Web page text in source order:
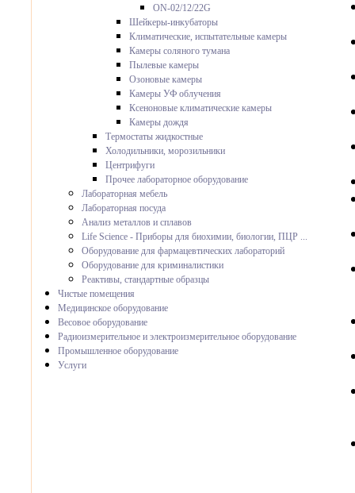
ON-02/12/22G
Шейкеры-инкубаторы
Климатические, испытательные камеры
Камеры соляного тумана
Пылевые камеры
Озоновые камеры
Камеры УФ облучения
Ксеноновые климатические камеры
Камеры дождя
Термостаты жидкостные
Холодильники, морозильники
Центрифуги
Прочее лабораторное оборудование
Лабораторная мебель
Лабораторная посуда
Анализ металлов и сплавов
Life Science - Приборы для биохимии, биологии, ПЦР ...
Оборудование для фармацевтических лабораторий
Оборудование для криминалистики
Реактивы, стандартные образцы
Чистые помещения
Медицинское оборудование
Весовое оборудование
Радиоизмерительное и электроизмерительное оборудование
Промышленное оборудование
Услуги